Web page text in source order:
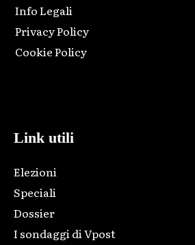
Info Legali
Privacy Policy
Cookie Policy
Link utili
Elezioni
Speciali
Dossier
I sondaggi di Vpost